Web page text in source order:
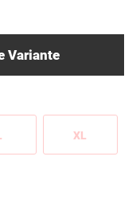
Variante
XL